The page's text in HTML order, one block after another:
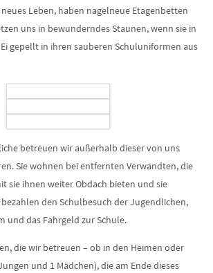
Leben, haben nagelneue Etagenbetten
uns in bewunderndes Staunen, wenn sie in
gepellt in ihren sauberen Schuluniformen aus
betreuen wir außerhalb dieser von uns
Sie wohnen bei entfernten Verwandten, die
sie ihnen weiter Obdach bieten und sie
den Schulbesuch der Jugendlichen,
und das Fahrgeld zur Schule.
die wir betreuen – ob in den Heimen oder
und 1 Mädchen), die am Ende dieses